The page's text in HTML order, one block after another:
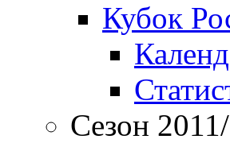
Кубок
Сезон